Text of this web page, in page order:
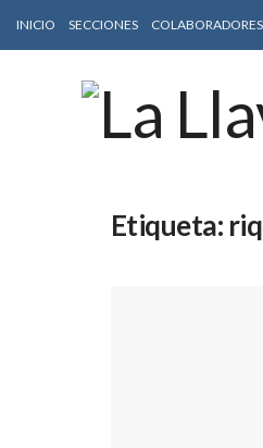
INICIO SECCIONES COLABORADORES
Etiqueta: